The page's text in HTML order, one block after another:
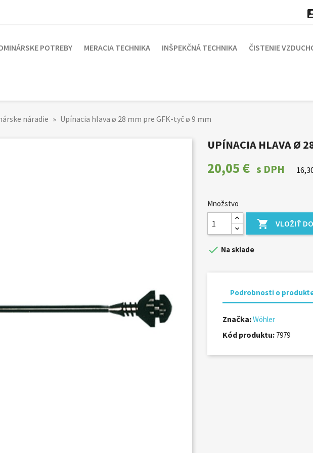
POTREBY MERACIA TECHNIKA INŠPEKČNÁ TECHNIKA ČISTENIE
náradie Upínacia hlava ø 28 mm pre GFK-tyč ø 9 mm
UPÍNACIA HLAVA Ø
20,05 € s DPH
Množstvo
 VLOŽIŤ
 Na sklade
Podrobnosti o
Značka:Wöhler
Kód produktu: 7979